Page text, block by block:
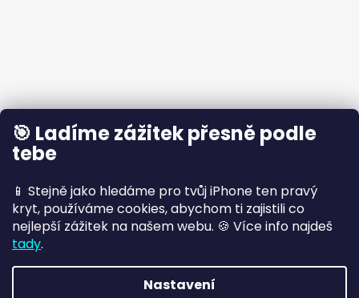
🎯 Ladíme zážitek přesně podle
tebe
📱 Stejně jako hledáme pro tvůj iPhone ten pravý
kryt, používáme cookies, abychom ti zajistili co
nejlepší zážitek na našem webu. 🍪 Více info najdeš
tady.
Nastavení